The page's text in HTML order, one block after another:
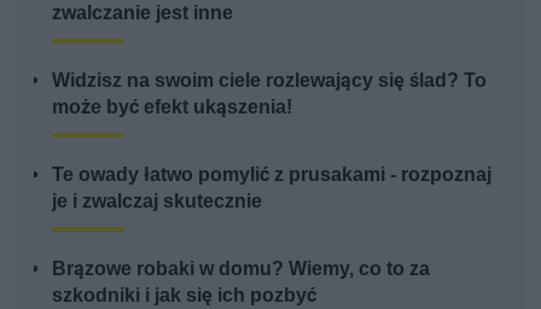
zwalczanie jest inne
Widzisz na swoim ciele rozlewający się ślad? To
może być efekt ukąszenia!
Te owady łatwo pomylić z prusakami - rozpoznaj
je i zwalczaj skutecznie
Brązowe robaki w domu? Wiemy, co to za
szkodniki i jak się ich pozbyć